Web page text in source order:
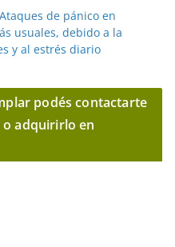
Ataques de pánico en
usuales, debido a la
y al estrés diario
podés contactarte
adquirirlo en